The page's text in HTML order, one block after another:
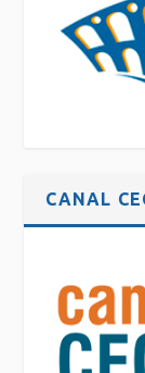
CANAL